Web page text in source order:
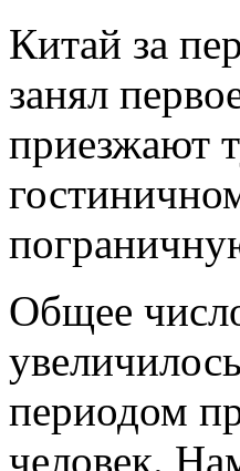
Китай за
занял
приезжают
Общее
периодом
человек.